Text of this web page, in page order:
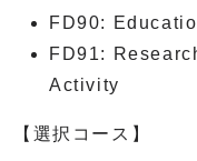
FD90:
FD91:
Activity
【選択コース】